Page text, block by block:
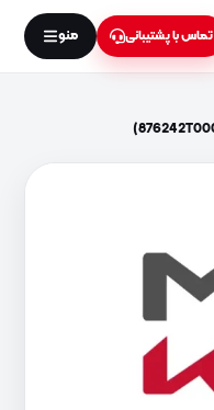
تماس با پشتیبانی منو